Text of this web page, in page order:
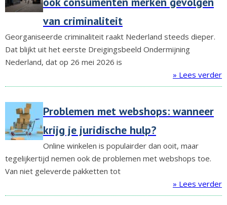
van criminaliteit
Georganiseerde criminaliteit raakt Nederland steeds dieper.
Dat blijkt uit het eerste Dreigingsbeeld Ondermijning
Nederland, dat op 26 mei 2026 is
» Lees verder
Problemen met webshops: wanneer
krijg je juridische hulp?
Online winkelen is populairder dan ooit, maar
tegelijkertijd nemen ook de problemen met webshops toe.
Van niet geleverde pakketten tot
» Lees verder